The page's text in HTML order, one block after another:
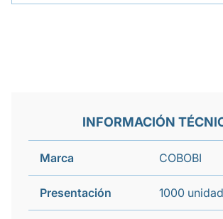
INFORMACIÓN
Marca COBOBI
Presentación 1000